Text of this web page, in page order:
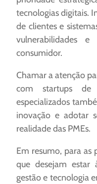
tecnologias digitais.
de clientes e
vulnerabilidades
consumidor.
Chamar a atenção
com startups de
especializados
inovação e adotar
realidade das PMEs.
Em resumo, para as
que desejam estar
gestão e tecnologia